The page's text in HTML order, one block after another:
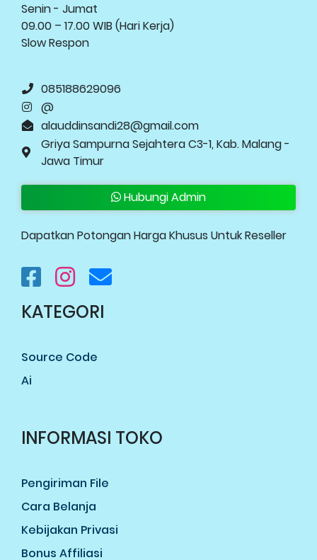
Senin - Jumat
09.00 – 17.00 WIB (Hari Kerja)
Slow Respon
085188629096
@
alauddinsandi28@gmail.com
Griya Sampurna Sejahtera C3-1, Kab. Malang -
Jawa Timur
Hubungi Admin
Dapatkan Potongan Harga Khusus Untuk Reseller
KATEGORI
Source Code
Ai
INFORMASI TOKO
Pengiriman File
Cara Belanja
Kebijakan Privasi
Bonus Affiliasi